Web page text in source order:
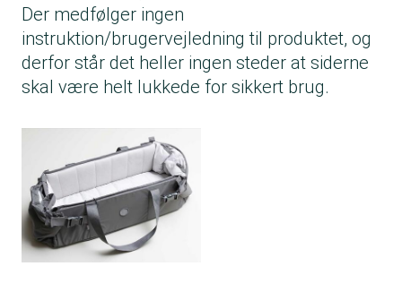
Der medfølger ingen
instruktion/brugervejledning til produktet, og
derfor står det heller ingen steder at siderne
skal være helt lukkede for sikkert brug.